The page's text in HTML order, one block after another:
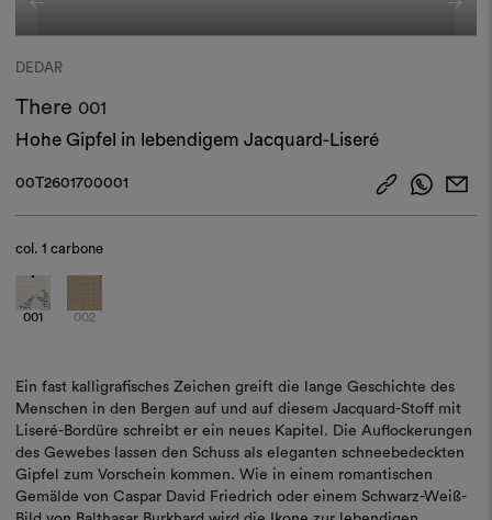
DEDAR
There 001
Hohe Gipfel in lebendigem Jacquard-Liseré
00T2601700001
col.1 carbone
001 002
Ein fast kalligrafisches Zeichen greift die lange Geschichte des
Menschen in den Bergen auf und auf diesem Jacquard-Stoff mit
Liseré-Bordüre schreibt er ein neues Kapitel. Die Auflockerungen
des Gewebes lassen den Schuss als eleganten schneebedeckten
Gipfel zum Vorschein kommen. Wie in einem romantischen
Gemälde von Caspar David Friedrich oder einem Schwarz-Weiß-